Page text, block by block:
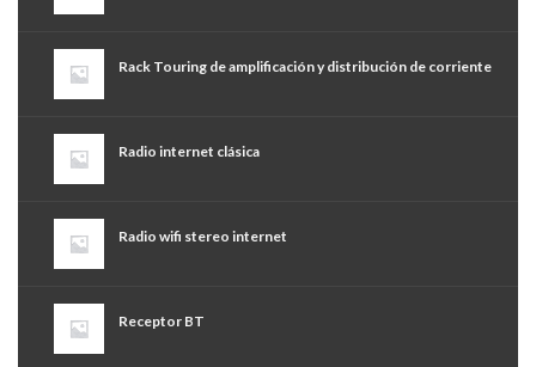
Rack Touring de amplificación y distribución de corriente
Radio internet clásica
Radio wifi stereo internet
Receptor BT